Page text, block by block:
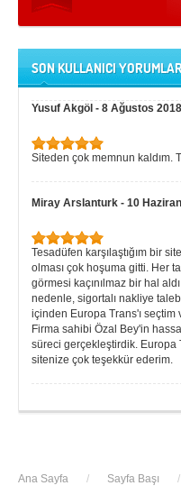
SON KULLANICI
Yusuf Akgöl - 8 Ağustos
Siteden çok memnun kaldım.
Miray Arslanturk - 10
Tesadüfen karşılaştığım bir
olması çok hoşuma gitti. Her
görmesi kaçınılmaz bir hal
nedenle, sigortalı nakliye
içinden Europa Trans'ı seçtim
Firma sahibi Özal Bey'in
süreci gerçekleştirdik. Europa
sitenize çok teşekkür ederim.
Ana Sayfa / Sayfa Başı /